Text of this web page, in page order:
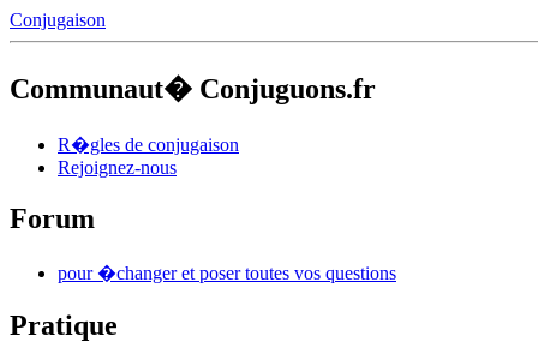
Conjugaison
Communaut� Conjuguons.fr
R�gles de conjugaison
Rejoignez-nous
Forum
pour �changer et poser toutes vos questions
Pratique